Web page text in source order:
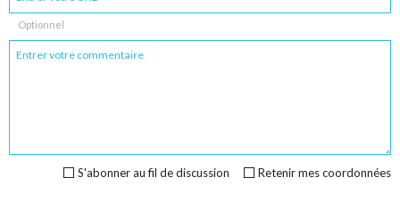
Optionnel
Retenir mes coordonnées
S'abonner au fil de discussion